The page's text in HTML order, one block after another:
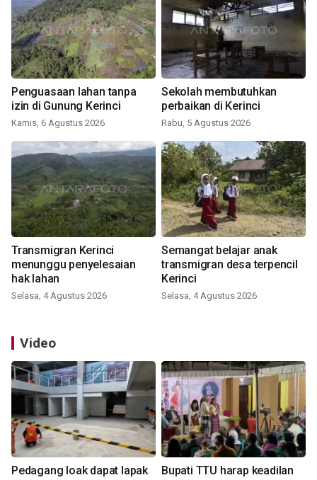
Penguasaan lahan tanpa
izin di Gunung Kerinci
Kamis, 6 Agustus 2026
Sekolah membutuhkan
perbaikan di Kerinci
Rabu, 5 Agustus 2026
Transmigran Kerinci
menunggu penyelesaian
hak lahan
Selasa, 4 Agustus 2026
Semangat belajar anak
transmigran desa terpencil
Kerinci
Selasa, 4 Agustus 2026
Video
Pedagang loak dapat lapak
Bupati TTU harap keadilan